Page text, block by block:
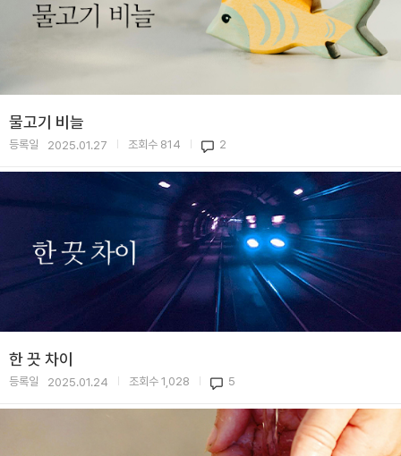
물고기 비늘
등록일 2025.01.27 조회수 814 2
한 끗 차이
등록일 2025.01.24 조회수 1,028 5